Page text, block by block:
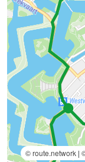
© route.network |